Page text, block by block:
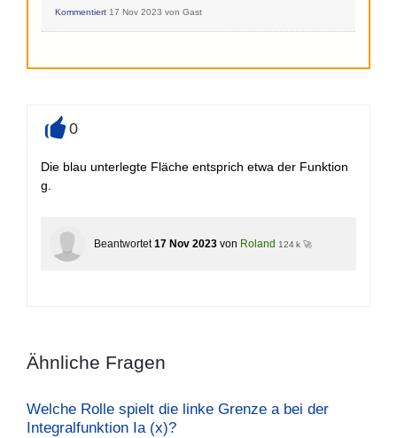
Kommentiert 17 Nov 2023 von Gast
0
Die blau unterlegte Fläche entsprich etwa der Funktion
g.
Beantwortet 17 Nov 2023 von Roland 124 k 🚀
Ähnliche Fragen
Welche Rolle spielt die linke Grenze a bei der
Integralfunktion Ia (x)?